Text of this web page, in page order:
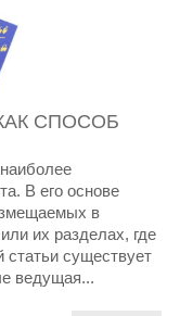
СПОСОБ
В его основе
в
их разделах, где
существует
ведущая...